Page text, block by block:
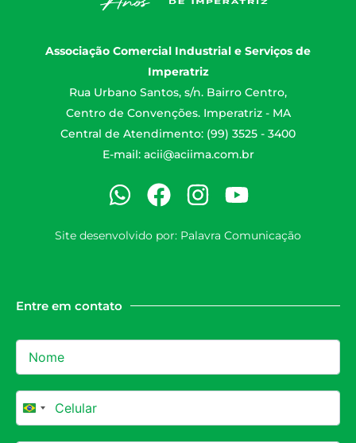
Associação Comercial Industrial e Serviços de
Imperatriz
Rua Urbano Santos, s/n. Bairro Centro,
Centro de Convenções. Imperatriz - MA
Central de Atendimento: (99) 3525 - 3400
E-mail: acii@aciima.com.br
Site desenvolvido por: Palavra Comunicação
Entre em contato
Brazil +55